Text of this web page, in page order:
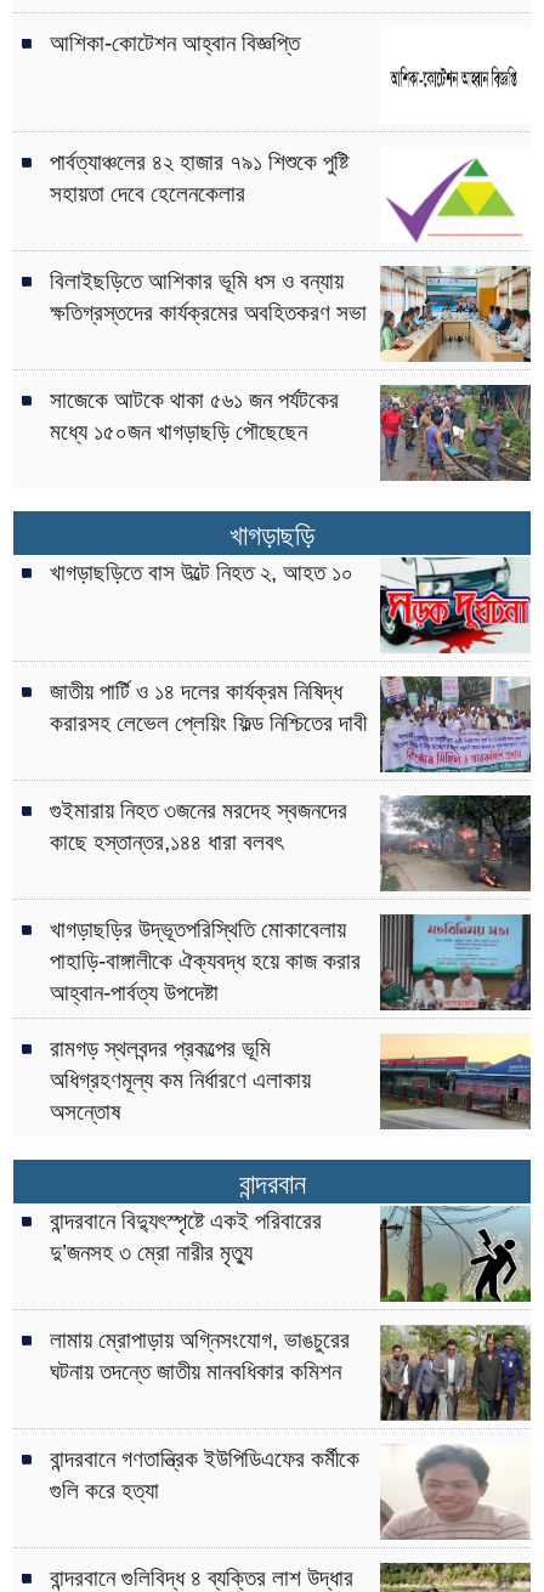
আশিকা-কোটেশন আহ্বান বিজ্ঞপ্তি
পার্বত্যাঞ্চলের ৪২ হাজার ৭৯১ শিশুকে পুষ্টি
সহায়তা দেবে হেলেনকেলার
বিলাইছড়িতে আশিকার ভূমি ধস ও বন্যায়
ক্ষতিগ্রস্তদের কার্যক্রমের অবহিতকরণ সভা
সাজেকে আটকে থাকা ৫৬১ জন পর্যটকের
মধ্যে ১৫০জন খাগড়াছড়ি পৌছেছেন
খাগড়াছড়ি
খাগড়াছড়িতে বাস উল্টে নিহত ২, আহত ১০
জাতীয় পার্টি ও ১৪ দলের কার্যক্রম নিষিদ্ধ
করারসহ লেভেল প্লেয়িং ফিল্ড নিশ্চিতের দাবী
গুইমারায় নিহত ৩জনের মরদেহ স্বজনদের
কাছে হস্তান্তর,১৪৪ ধারা বলবৎ
খাগড়াছড়ির উদ্ভূতপরিস্থিতি মোকাবেলায়
পাহাড়ি-বাঙ্গালীকে ঐক্যবদ্ধ হয়ে কাজ করার
আহ্বান-পার্বত্য উপদেষ্টা
রামগড় স্থলবন্দর প্রকল্পের ভূমি
অধিগ্রহণমূল্য কম নির্ধারণে এলাকায়
অসন্তোষ
বান্দরবান
বান্দরবানে বিদ্যুৎস্পৃষ্টে একই পরিবারের
দু’জনসহ ৩ ম্রো নারীর মৃত্যু
লামায় ম্রোপাড়ায় অগ্নিসংযোগ, ভাঙচুরের
ঘটনায় তদন্তে জাতীয় মানবধিকার কমিশন
বান্দরবানে গণতান্ত্রিক ইউপিডিএফের কর্মীকে
গুলি করে হত্যা
বান্দরবানে গুলিবিদ্ধ ৪ ব্যক্তির লাশ উদ্ধার